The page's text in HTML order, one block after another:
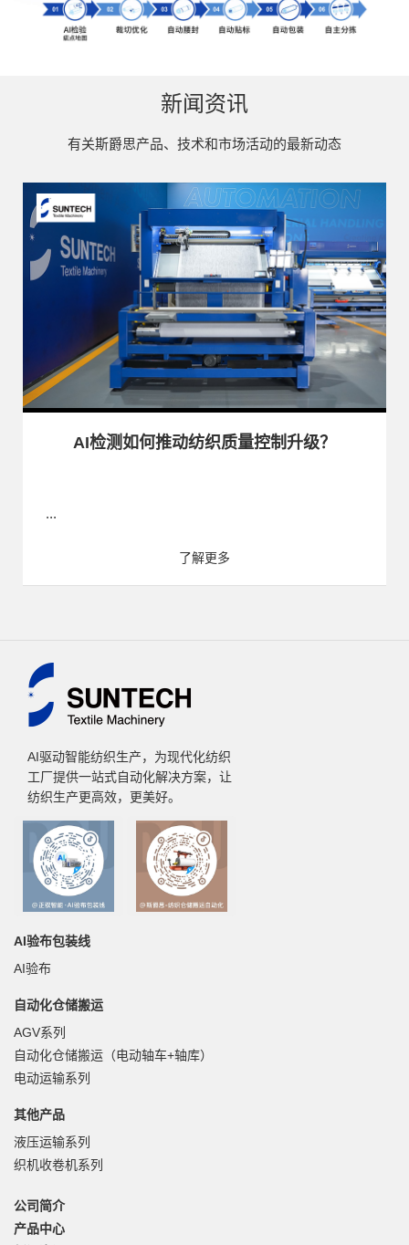
新闻资讯
有关斯爵思产品、技术和市场活动的最新动态
AI检测如何推动纺织质量控制升级？
...
了解更多
AI驱动智能纺织生产，为现代化纺织
工厂提供一站式自动化解决方案，让
纺织生产更高效，更美好。
AI验布包装线
AI验布
自动化仓储搬运
AGV系列
自动化仓储搬运（电动轴车+轴库）
电动运输系列
其他产品
液压运输系列
织机收卷机系列
公司简介
产品中心